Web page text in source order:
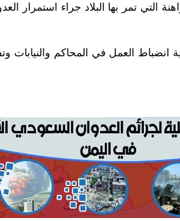
التي تمر بها البلاد جراء استمرار
العمل في المحاكم والنيابات